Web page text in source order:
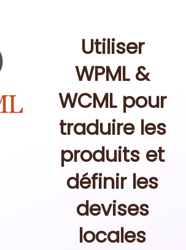
Utiliser
WPML &
WCML pour
traduire les
produits et
définir les
devises
locales